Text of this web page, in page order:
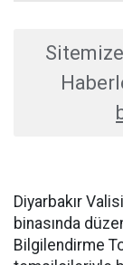
Diyarbakır
binasında
Bilgilendirme